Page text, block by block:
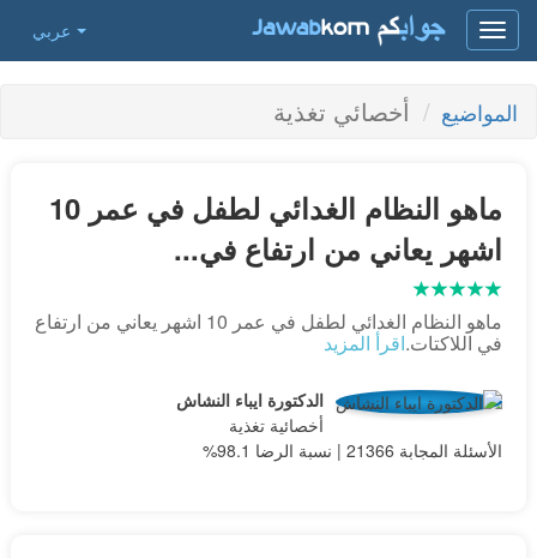
عربي
Toggle
navigation
المواضيع أخصائي تغذية
ماهو النظام الغدائي لطفل في عمر 10
اشهر يعاني من ارتفاع في...
ماهو النظام الغدائي لطفل في عمر 10 اشهر يعاني من ارتفاع
في اللاكتات.اقرأ المزيد
الدكتورة ايباء النشاش
أخصائية تغذية
الأسئلة المجابة 21366 | نسبة الرضا 98.1%